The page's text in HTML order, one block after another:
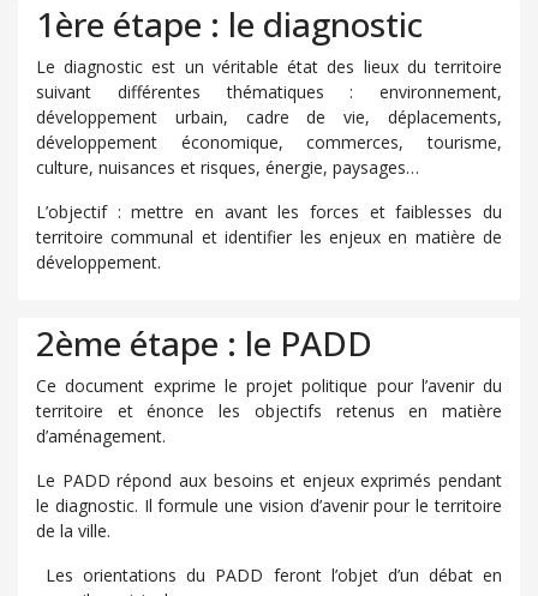
1ère étape : le diagnostic
Le diagnostic est un véritable état des lieux du territoire
suivant différentes thématiques : environnement,
développement urbain, cadre de vie, déplacements,
développement économique, commerces, tourisme,
culture, nuisances et risques, énergie, paysages…
L’objectif : mettre en avant les forces et faiblesses du
territoire communal et identifier les enjeux en matière de
développement.
2ème étape : le PADD
Ce document exprime le projet politique pour l’avenir du
territoire et énonce les objectifs retenus en matière
d’aménagement.
Le PADD répond aux besoins et enjeux exprimés pendant
le diagnostic. Il formule une vision d’avenir pour le territoire
de la ville.
Les orientations du PADD feront l’objet d’un débat en